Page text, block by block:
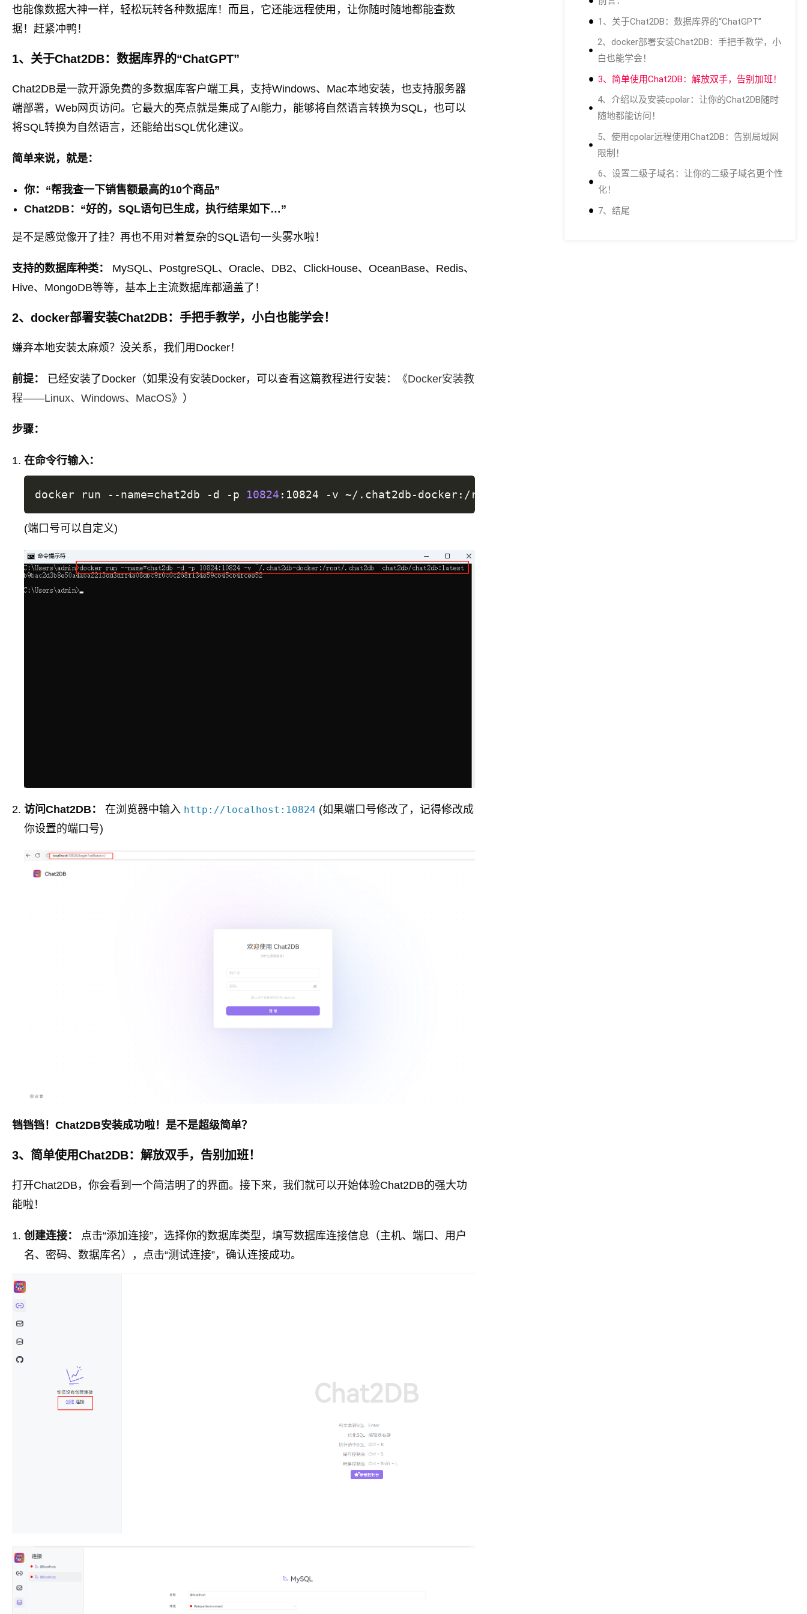
也能像数据大神一样，轻松玩转各种数据库！而且，它还能远程使用，让你随时随地都能查数
据！赶紧冲鸭！
1、关于Chat2DB：数据库界的“ChatGPT”
Chat2DB是一款开源免费的多数据库客户端工具，支持Windows、Mac本地安装，也支持服务器
端部署，Web网页访问。它最大的亮点就是集成了AI能力，能够将自然语言转换为SQL，也可以
将SQL转换为自然语言，还能给出SQL优化建议。
简单来说，就是：
你：“帮我查一下销售额最高的10个商品”
Chat2DB：“好的，SQL语句已生成，执行结果如下…”
是不是感觉像开了挂？再也不用对着复杂的SQL语句一头雾水啦！
支持的数据库种类：
MySQL、PostgreSQL、Oracle、DB2、ClickHouse、OceanBase、Redis、
Hive、MongoDB等等，基本上主流数据库都涵盖了！
2、docker部署安装Chat2DB：手把手教学，小白也能学会！
嫌弃本地安装太麻烦？没关系，我们用Docker！
前提： 已经安装了Docker（如果没有安装Docker，可以查看这篇教程进行安装：
《Docker安装教
程——Linux、Windows、MacOS》 ）
步骤：
在命令行输入：
docker run --name=chat2db -d -p 10824
(端口号可以自定义)
访问Chat2DB： 在浏览器中输入 http://localhost:10824 (如果端口号修改了，记得修改成
你设置的端口号)
铛铛铛！Chat2DB安装成功啦！是不是超级简单？
3、简单使用Chat2DB：解放双手，告别加班！
打开Chat2DB，你会看到一个简洁明了的界面。接下来，我们就可以开始体验Chat2DB的强大功
能啦！
创建连接：
点击“添加连接”，选择你的数据库类型，填写数据库连接信息（主机、端口、用户
名、密码、数据库名），点击“测试连接”，确认连接成功。
1、关于Chat2DB：数据库界的“ChatGPT”
2、docker部署安装Chat2DB：手把手教学，小
白也能学会！
3、简单使用Chat2DB：解放双手，告别加班！
4、介绍以及安装cpolar：让你的Chat2DB随时
随地都能访问！
5、使用cpolar远程使用Chat2DB：告别局域网
限制！
6、设置二级子域名：让你的二级子域名更个性
化！
7、结尾